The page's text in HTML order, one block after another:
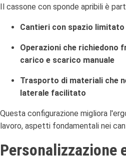
Il cassone con sponde apribili è
Cantieri con spazio limitato
Operazioni che richiedono
carico e scarico manuale
Trasporto di materiali che
laterale facilitato
Questa configurazione migliora
lavoro, aspetti fondamentali nei
Personalizzazione